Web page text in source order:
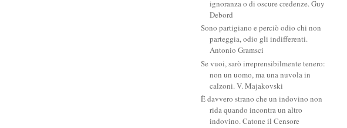
ignoranza o di oscure credenze. Guy
Debord
Sono partigiano e perciò odio chi non
parteggia, odio gli indifferenti.
Antonio Gramsci
Se vuoi, sarò irreprensibilmente tenero:
non un uomo, ma una nuvola in
calzoni. V. Majakovski
È davvero strano che un indovino non
rida quando incontra un altro
indovino. Catone il Censore